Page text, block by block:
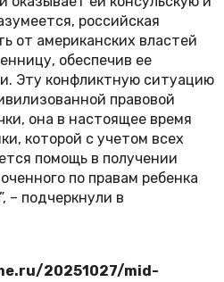
российская
от американских властей
обеспечив ее
Эту конфликтную ситуацию
правовой
она в настоящее время
которой с учетом всех
помощь в получении
по правам ребенка
– подчеркнули в
20251027/mid-